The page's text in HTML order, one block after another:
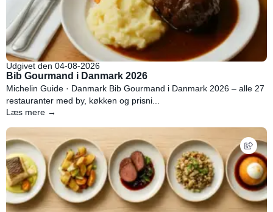
Udgivet den 04-08-2026
Bib Gourmand i Danmark 2026
Michelin Guide · Danmark Bib Gourmand i Danmark 2026 – alle 27
restauranter med by, køkken og prisni...
Læs mere →